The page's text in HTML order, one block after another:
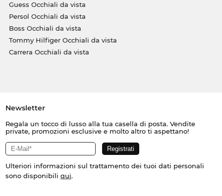
Guess Occhiali da vista
Persol Occhiali da vista
Boss Occhiali da vista
Tommy Hilfiger Occhiali da vista
Carrera Occhiali da vista
Newsletter
Regala un tocco di lusso alla tua casella di posta. Vendite
private, promozioni esclusive e molto altro ti aspettano!
Ulteriori informazioni sul trattamento dei tuoi dati personali
sono disponibili qui.